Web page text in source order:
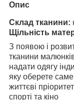
Опис
Склад тканини:
Щільність
З появою і
тканини
надати одягу
яку оберете
життєві
спорті та кіно